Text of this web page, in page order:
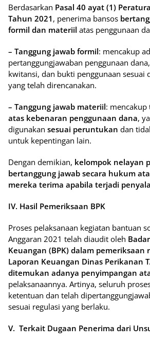
Berdasarkan Pasal 40 ayat (1)
Tahun 2021 , penerima bansos
formil dan materiil atas penggunaan
– Tanggung jawab formil: mencakup
pertanggungjawaban penggunaan
kwitansi, dan bukti penggunaan sesuai
yang telah direncanakan.
– Tanggung jawab materiil: mencakup
atas kebenaran penggunaan dana,
digunakan sesuai peruntukan dan
untuk kepentingan lain.
Dengan demikian, kelompok nelayan
bertanggung jawab secara hukum
mereka terima apabila terjadi
IV. Hasil Pemeriksaan BPK
Proses pelaksanaan kegiatan bantuan
Anggaran 2021 telah diaudit oleh
Keuangan (BPK) dalam pemeriksaan
Laporan Keuangan Dinas Perikanan
ditemukan adanya penyimpangan
pelaksanaannya. Artinya, seluruh
ketentuan dan telah
sesuai regulasi yang berlaku.
V. Terkait Dugaan Penerima dari